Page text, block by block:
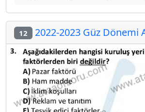
12 2022-2023 Güz Dönemi